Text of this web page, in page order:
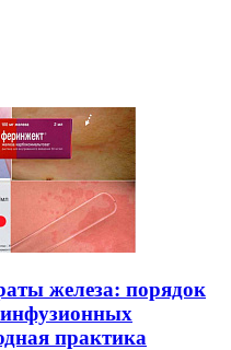
железа: порядок
практика